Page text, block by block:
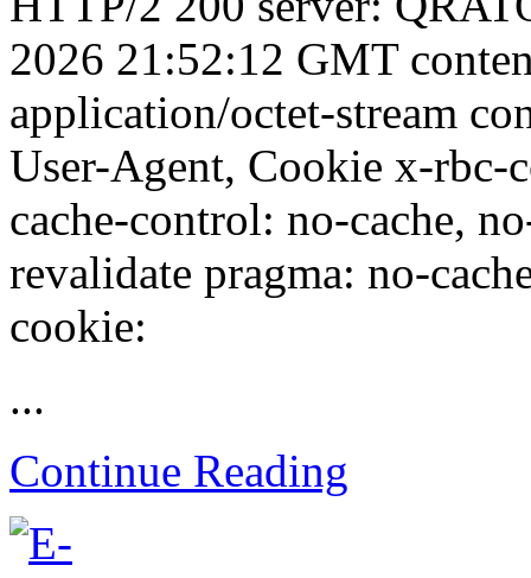
2026 21:52:12 GMT
application/octet-stream
User-Agent, Cookie x-rbc-
cache-control: no-cache,
revalidate pragma: no-
cookie:
...
Continue Reading